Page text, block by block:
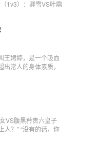
1v3）：卿雪VS叶鼎
be：即使你将我推
若风 柳月线be：回首
风线be：你想要的情
王娉婷，是一个吸血
常人的身体素质，
开口道。 “不吃。”某
鼠和尸蟞吗？！我警
“你不会中毒，他们
些！你给我拿走，把
VS腹黑矜贵六皇子
人？” “没有的话，你